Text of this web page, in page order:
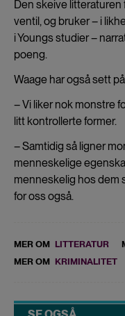
Den skeive litteraturen
ventil, og bruker – i
i Youngs studier –
poeng.
Waage har også sett
– Vi liker nok monstre
litt kontrollerte former.
– Samtidig så ligner
menneskelige
menneskelig hos dem
for oss også.
MER OM LITTERATUR
MER OM KRIMINALITET